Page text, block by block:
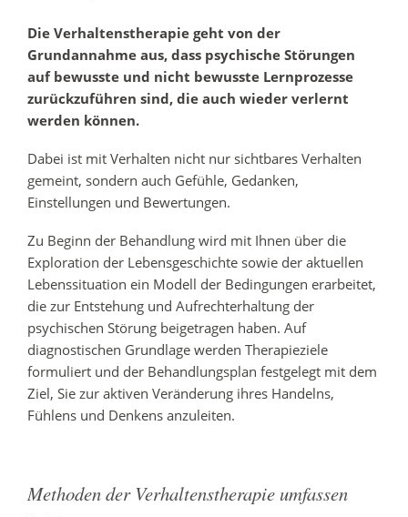
Die Verhaltenstherapie geht von der
Grundannahme aus, dass psychische Störungen
auf bewusste und nicht bewusste Lernprozesse
zurückzuführen sind, die auch wieder verlernt
werden können.
Dabei ist mit Verhalten nicht nur sichtbares Verhalten
gemeint, sondern auch Gefühle, Gedanken,
Einstellungen und Bewertungen.
Zu Beginn der Behandlung wird mit Ihnen über die
Exploration der Lebensgeschichte sowie der aktuellen
Lebenssituation ein Modell der Bedingungen erarbeitet,
die zur Entstehung und Aufrechterhaltung der
psychischen Störung beigetragen haben. Auf
diagnostischen Grundlage werden Therapieziele
formuliert und der Behandlungsplan festgelegt mit dem
Ziel, Sie zur aktiven Veränderung ihres Handelns,
Fühlens und Denkens anzuleiten.
Methoden der Verhaltenstherapie umfassen